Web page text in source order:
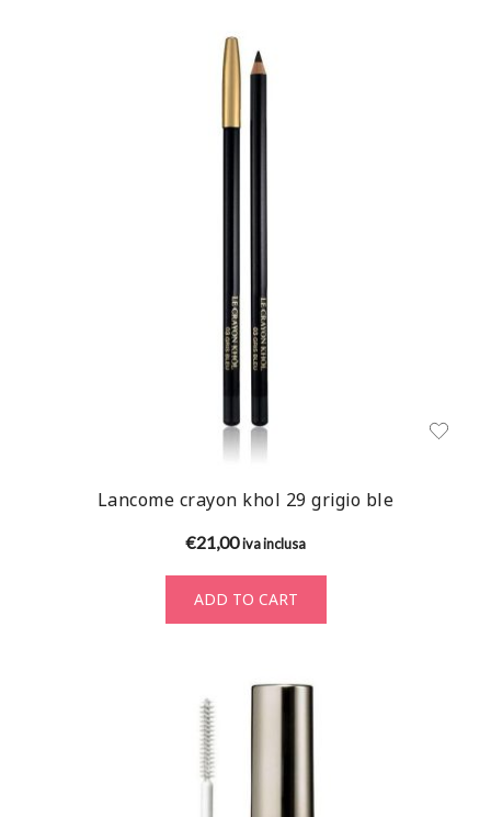
Lancome crayon khol 29 grigio ble
€21,00iva inclusa
ADD TO CART